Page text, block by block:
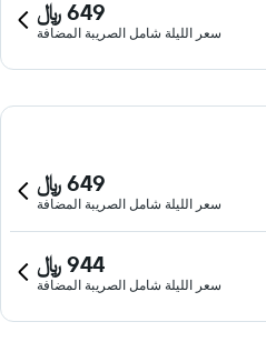
649 ﷼
سعر الليلة شامل الصريبة المضافة
649 ﷼
سعر الليلة شامل الصريبة المضافة
944 ﷼
سعر الليلة شامل الصريبة المضافة